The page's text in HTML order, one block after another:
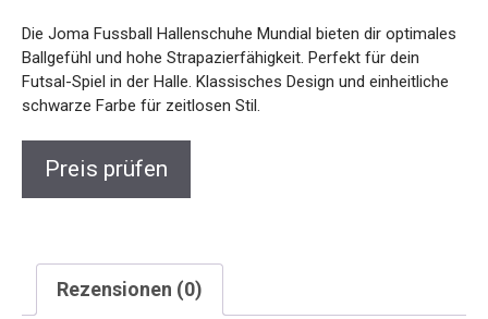
Die Joma Fussball Hallenschuhe Mundial bieten dir optimales
Ballgefühl und hohe Strapazierfähigkeit. Perfekt für dein
Futsal-Spiel in der Halle. Klassisches Design und einheitliche
schwarze Farbe für zeitlosen Stil.
Preis prüfen
Rezensionen (0)